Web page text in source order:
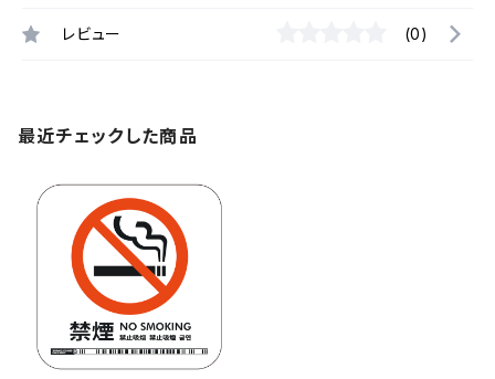
レビュー (0)
最近チェックした商品